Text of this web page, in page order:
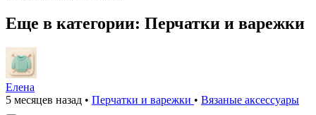
Еще в категории: Перчатки и варежки
Елена
5 месяцев назад • Перчатки и варежки • Вязаные аксесcуары